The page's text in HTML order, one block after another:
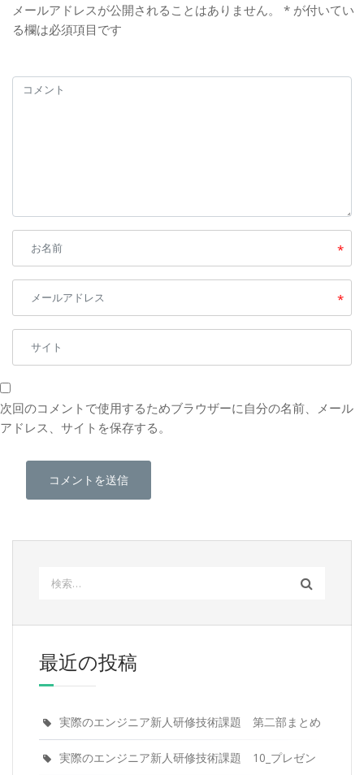
メールアドレスが公開されることはありません。 * が付いてい
る欄は必須項目です
*
*
次回のコメントで使用するためブラウザーに自分の名前、メール
アドレス、サイトを保存する。
最近の投稿
実際のエンジニア新人研修技術課題 第二部まとめ
実際のエンジニア新人研修技術課題 10_プレゼン